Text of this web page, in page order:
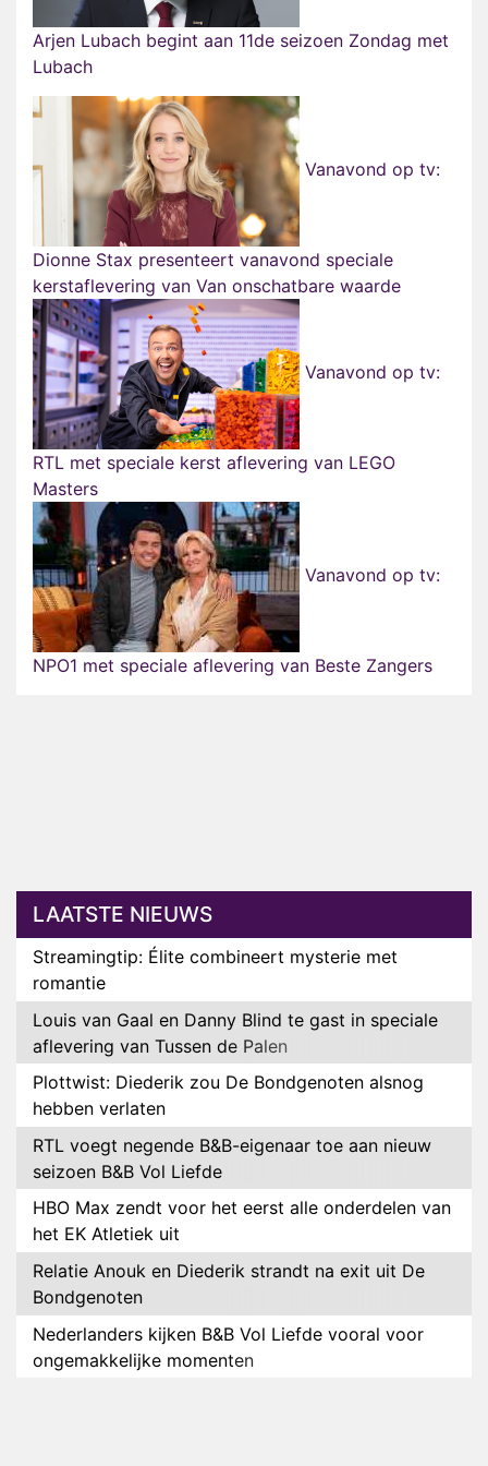
Arjen Lubach begint aan 11de seizoen Zondag met
Lubach
Vanavond op tv:
Dionne Stax presenteert vanavond speciale
kerstaflevering van Van onschatbare waarde
Vanavond op tv:
RTL met speciale kerst aflevering van LEGO
Masters
Vanavond op tv:
NPO1 met speciale aflevering van Beste Zangers
LAATSTE NIEUWS
Streamingtip: Élite combineert mysterie met
romantie
Louis van Gaal en Danny Blind te gast in speciale
aflevering van Tussen de Palen
Plottwist: Diederik zou De Bondgenoten alsnog
hebben verlaten
RTL voegt negende B&B-eigenaar toe aan nieuw
seizoen B&B Vol Liefde
HBO Max zendt voor het eerst alle onderdelen van
het EK Atletiek uit
Relatie Anouk en Diederik strandt na exit uit De
Bondgenoten
Nederlanders kijken B&B Vol Liefde vooral voor
ongemakkelijke momenten